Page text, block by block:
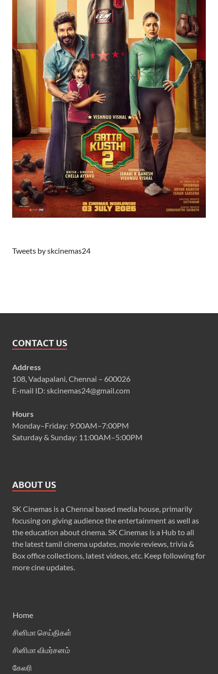
Tweets by skcinemas24
CONTACT US
Address
108, Vadapalani, Chennai – 600026
E-mail ID: skcinemas24@gmail.com
Hours
Monday–Friday: 9:00AM–7:00PM
Saturday & Sunday: 11:00AM–5:00PM
ABOUT US
SK Cinemas is a Chennai based media house, primarily
focusing on giving audience the entertainment as well as
the education about cinema. SK Cinemas is a Hub to all
the latest tamil cinema updates, movie reviews, trivia &
Box office collections, latest videos, etc. Keep following for
more cine updates.
Home
சினிமா செய்திகள்
சினிமா விமர்சனம்
கேலரி